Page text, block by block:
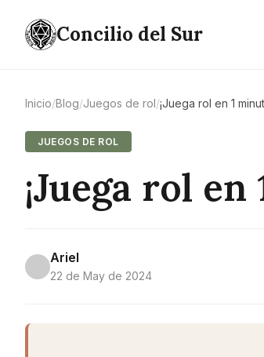
Concilio del Sur
Inicio/Blog/Juegos de rol/¡Juega rol en 1
JUEGOS DE ROL
¡Juega rol
Ariel
22 de May de 2024